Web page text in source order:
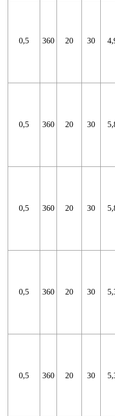
0,5 360 20 30
0,5 360 20 30
0,5 360 20 30
0,5 360 20 30
0,5 360 20 30